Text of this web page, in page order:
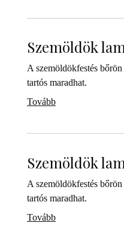
Szemöldök
A szemöldökfestés
tartós maradhat.
Tovább
Szemöldök
A szemöldökfestés
tartós maradhat.
Tovább